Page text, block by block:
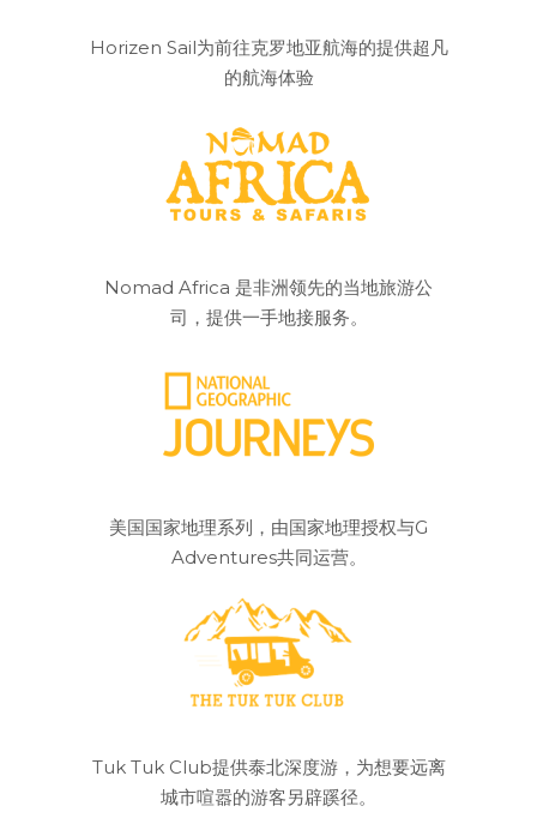
Horizen Sail为前往克罗地亚航海的提供超凡
的航海体验
Nomad Africa 是非洲领先的当地旅游公
司，提供一手地接服务。
美国国家地理系列，由国家地理授权与G
Adventures共同运营。
Tuk Tuk Club提供泰北深度游，为想要远离
城市喧嚣的游客另辟蹊径。